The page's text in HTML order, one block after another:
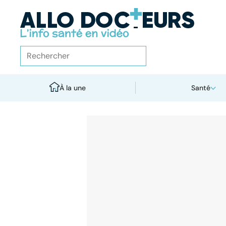
À la une Santé